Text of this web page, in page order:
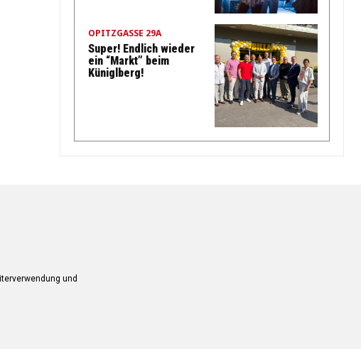
OPITZGASSE 29A
Super! Endlich wieder
ein “Markt” beim
Küniglberg!
und